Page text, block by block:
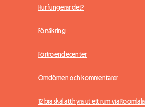
Hur fungerar det?
Försäkring
Förtroendecenter
Omdömen och kommentarer
12 bra skäl att hyra ut ett rum via Roomlala